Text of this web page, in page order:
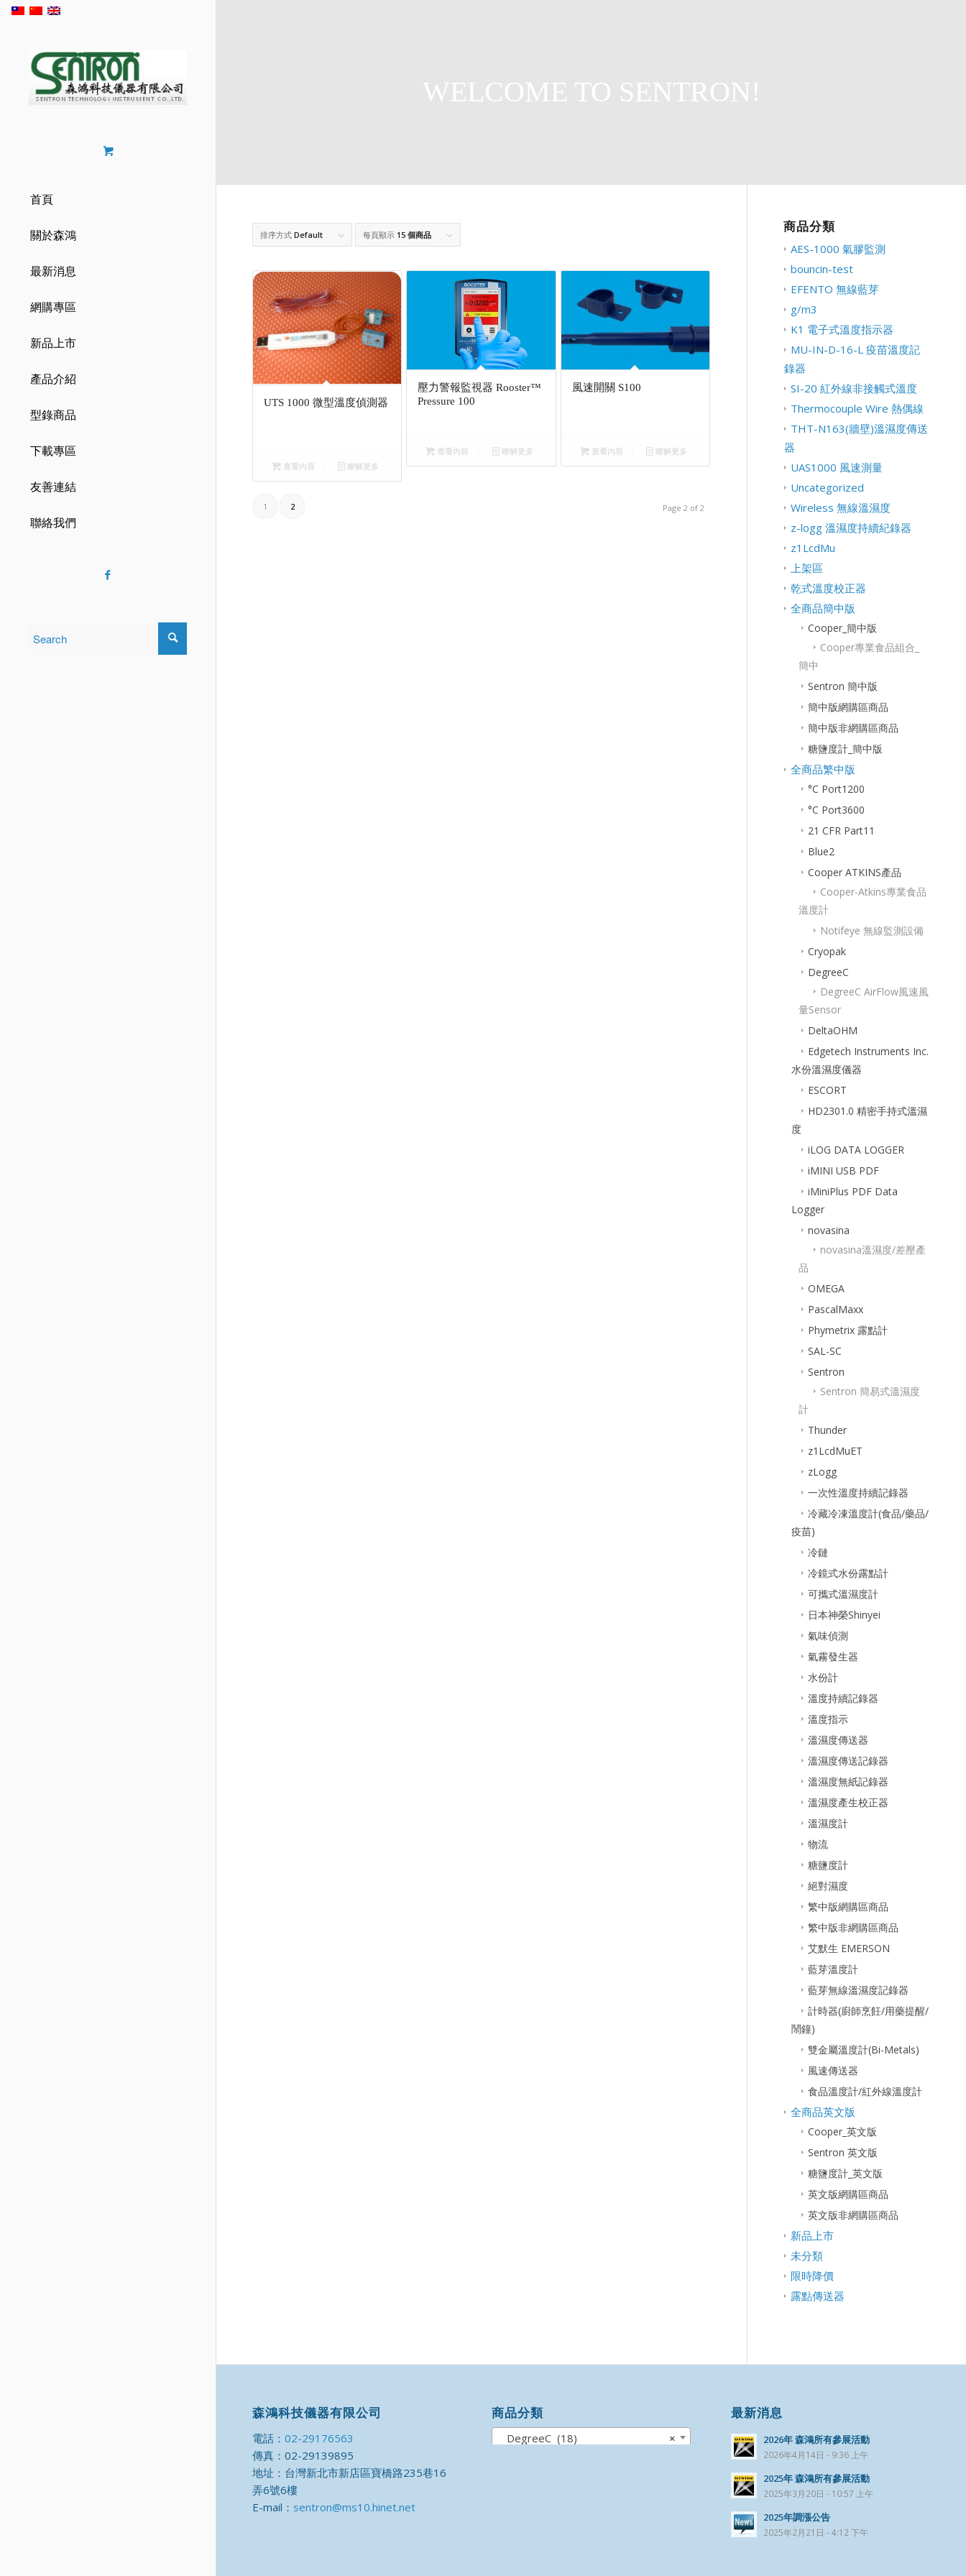
首頁
關於森鴻
最新消息
網購專區
新品上市
產品介紹
型錄商品
下載專區
友善連結
聯絡我們
WELCOME TO SENTRON!
排序方式 Default 每頁顯示 15 個商品
UTS 1000 微型溫度偵測器
查看內容 瞭解更多
壓力警報監視器 Rooster™
Pressure 100
查看內容 瞭解更多
風速開關 S100
查看內容 瞭解更多
Page 2 of 2
1 2
商品分類
AES-1000 氣膠監測
bouncin-test
EFENTO 無線藍芽
g/m3
K1 電子式溫度指示器
MU-IN-D-16-L 疫苗溫度記
錄器
SI-20 紅外線非接觸式溫度
Thermocouple Wire 熱偶線
THT-N163(牆壁)溫濕度傳送
器
UAS1000 風速測量
Uncategorized
Wireless 無線溫濕度
z-logg 溫濕度持續紀錄器
z1LcdMu
上架區
乾式溫度校正器
全商品簡中版
Cooper_簡中版
Cooper專業食品組合_
簡中
Sentron 簡中版
簡中版網購區商品
簡中版非網購區商品
糖鹽度計_簡中版
全商品繁中版
°C Port1200
°C Port3600
21 CFR Part11
Blue2
Cooper ATKINS產品
Cooper-Atkins專業食品
溫度計
Notifeye 無線監測設備
Cryopak
DegreeC
DegreeC AirFlow風速風
量Sensor
DeltaOHM
Edgetech Instruments Inc.
水份溫濕度儀器
ESCORT
HD2301.0 精密手持式溫濕
度
iLOG DATA LOGGER
iMINI USB PDF
iMiniPlus PDF Data
Logger
novasina
novasina溫濕度/差壓產
品
OMEGA
PascalMaxx
Phymetrix 露點計
SAL-SC
Sentron
Sentron 簡易式溫濕度
計
Thunder
z1LcdMuET
zLogg
一次性溫度持續記錄器
冷藏冷凍溫度計(食品/藥品/
疫苗)
冷鏈
冷鏡式水份露點計
可攜式溫濕度計
日本神榮Shinyei
氣味偵測
氣霧發生器
水份計
溫度持續記錄器
溫度指示
溫濕度傳送器
溫濕度傳送記錄器
溫濕度無紙記錄器
溫濕度產生校正器
溫濕度計
物流
糖鹽度計
絕對濕度
繁中版網購區商品
繁中版非網購區商品
艾默生 EMERSON
藍芽溫度計
藍芽無線溫濕度記錄器
計時器(廚師烹飪/用藥提醒/
鬧鐘)
雙金屬溫度計(Bi-Metals)
風速傳送器
食品溫度計/紅外線溫度計
全商品英文版
Cooper_英文版
Sentron 英文版
糖鹽度計_英文版
英文版網購區商品
英文版非網購區商品
新品上市
未分類
限時降價
露點傳送器
森鴻科技儀器有限公司
電話： 02-29176563
傳真：02-29139895
地址：台灣新北市新店區寶橋路235巷16
弄6號6樓
E-mail： sentron@ms10.hinet.net
商品分類
×
DegreeC (18)
最新消息
2026年 森鴻所有參展活動
2026年4月14日 - 9:36 上午
2025年 森鴻所有參展活動
2025年3月20日 - 10:57 上午
2025年調漲公告
2025年2月21日 - 4:12 下午